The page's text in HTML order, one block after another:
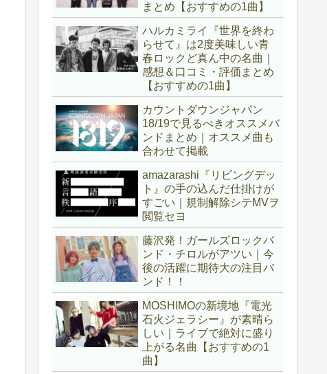
まとめ【おすすめの1曲】
ハルカミライ『世界を終わ
らせて』は2度美味しい青
春ロックど真ん中の名曲｜
感想＆口コミ・評価まとめ
【おすすめの1曲】
カウントダウンジャパン
18/19で見るべきオススメバ
ンドまとめ｜オススメ曲も
合わせて掲載
amazarashi『リビングデッ
ト』の手の込んだ仕掛けが
すごい｜規制解除シテMVヲ
閲覧セヨ
藤沢発！ガールズロックバ
ンド・チロルがアツい｜今
後の活躍に期待大の注目バ
ンド！！
MOSHIMOの新境地『電光
石火ジェラシー』が素晴ら
しい｜ライブで絶対に盛り
上がる名曲【おすすめの1
曲】